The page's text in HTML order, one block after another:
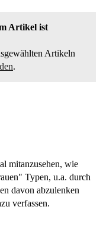
Artikel ist
Artikeln
.
mitanzusehen, wie
Typen, u.a. durch
davon abzulenken
verfassen.